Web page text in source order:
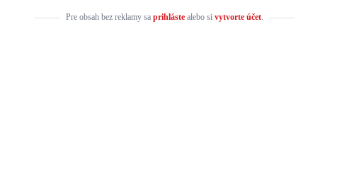
Pre obsah bez reklamy sa prihlástealebo si vytvorte účet.